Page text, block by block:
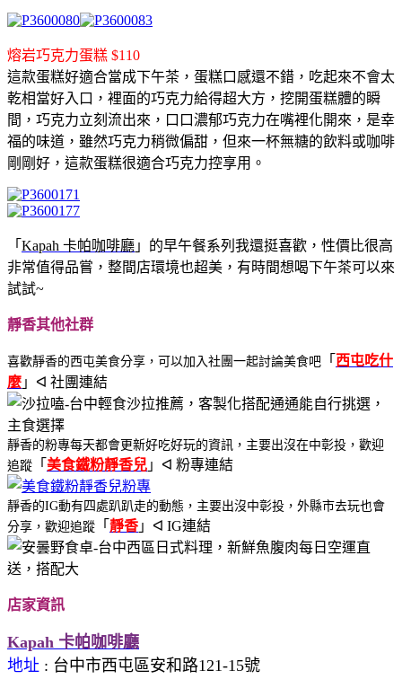
熔岩巧克力蛋糕 $110
這款蛋糕好適合當成下午茶，蛋糕口感還不錯，吃起來不會太
乾相當好入口，裡面的巧克力給得超大方，挖開蛋糕體的瞬
間，巧克力立刻流出來，口口濃郁巧克力在嘴裡化開來，是幸
福的味道，雖然巧克力稍微偏甜，但來一杯無糖的飲料或咖啡
剛剛好，這款蛋糕很適合巧克力控享用。
「 Kapah 卡帕咖啡廳 」的早午餐系列我還挺喜歡，性價比很高
非常值得品嘗，整間店環境也超美，有時間想喝下午茶可以來
試試~
靜香其他社群
喜歡靜香的西屯美食分享，可以加入社團一起討論美食吧 「 西屯吃什
麼 」ᐊ 社團連結
靜香的粉專每天都會更新好吃好玩的資訊，主要出沒在中彰投，歡迎
追蹤 「 美食鐵粉靜香兒 」ᐊ 粉專連結
靜香的IG動有四處趴趴走的動態，主要出沒中彰投，外縣市去玩也會
分享，歡迎追蹤 「 靜香 」ᐊ IG連結
店家資訊
Kapah 卡帕咖啡廳
地址 : 台中市西屯區安和路121-15號